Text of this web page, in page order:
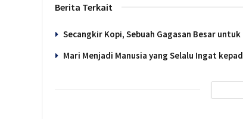
Berita Terkait
Secangkir Kopi, Sebuah Gagasan Besar
Mari Menjadi Manusia yang Selalu Ingat